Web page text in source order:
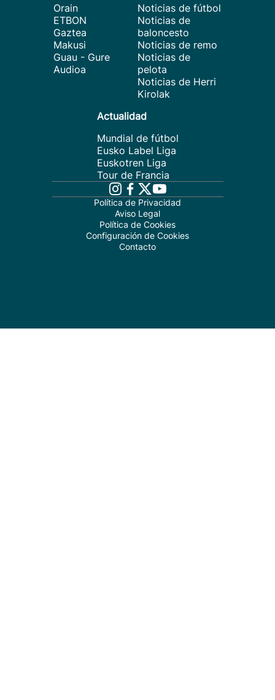
Orain
ETBON
Gaztea
Makusi
Guau - Gure
Audioa
Noticias de fútbol
Noticias de
baloncesto
Noticias de remo
Noticias de
pelota
Noticias de Herri
Kirolak
Actualidad
Mundial de fútbol
Eusko Label Liga
Euskotren Liga
Tour de Francia
Política de Privacidad
Aviso Legal
Política de Cookies
Configuración de Cookies
Contacto